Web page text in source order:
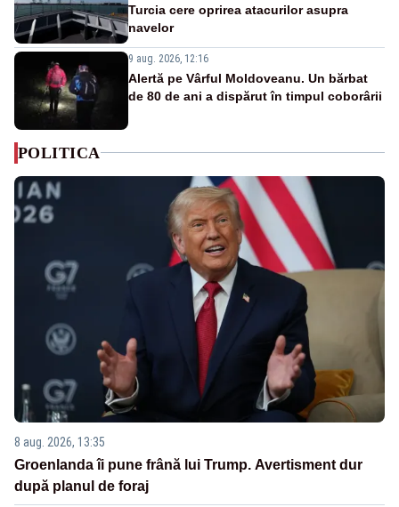
Turcia cere oprirea atacurilor asupra
navelor
9 aug. 2026, 12:16
Alertă pe Vârful Moldoveanu. Un bărbat
de 80 de ani a dispărut în timpul coborârii
POLITICA
8 aug. 2026, 13:35
Groenlanda îi pune frână lui Trump. Avertisment dur
după planul de foraj